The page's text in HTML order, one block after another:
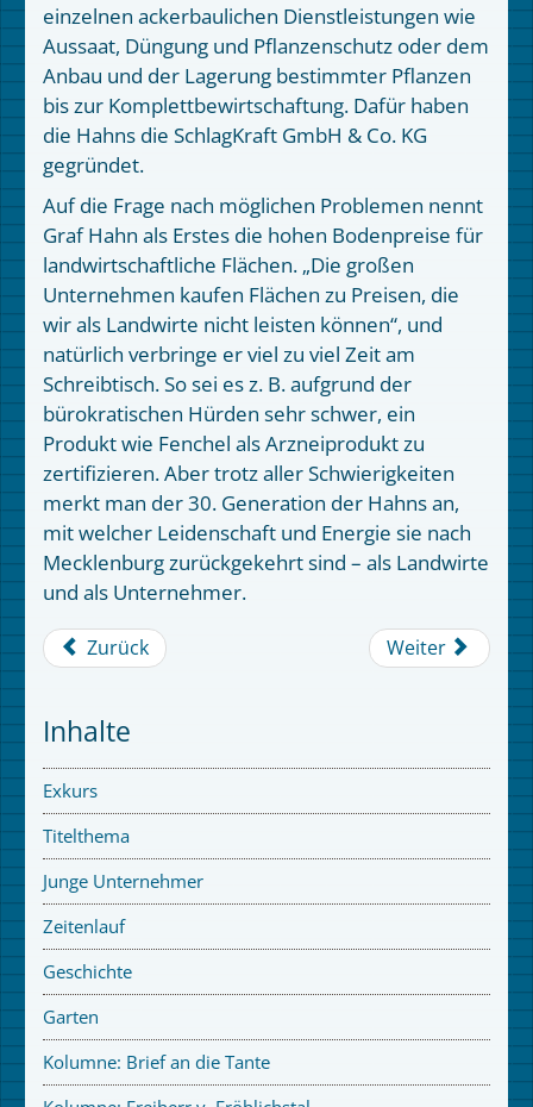
einzelnen ackerbaulichen Dienstleistungen wie
Aussaat, Düngung und Pflanzenschutz oder dem
Anbau und der Lagerung bestimmter Pflanzen
bis zur Komplettbewirtschaftung. Dafür haben
die Hahns die SchlagKraft GmbH & Co. KG
gegründet.
Auf die Frage nach möglichen Problemen nennt
Graf Hahn als Erstes die hohen Bodenpreise für
landwirtschaftliche Flächen. „Die großen
Unternehmen kaufen Flächen zu Preisen, die
wir als Landwirte nicht leisten können“, und
natürlich verbringe er viel zu viel Zeit am
Schreibtisch. So sei es z. B. aufgrund der
bürokratischen Hürden sehr schwer, ein
Produkt wie Fenchel als Arzneiprodukt zu
zertifizieren. Aber trotz aller Schwierigkeiten
merkt man der 30. Generation der Hahns an,
mit welcher Leidenschaft und Energie sie nach
Mecklenburg zurückgekehrt sind – als Landwirte
und als Unternehmer.
Zurück Weiter
Inhalte
Exkurs
Titelthema
Junge Unternehmer
Zeitenlauf
Geschichte
Garten
Kolumne: Brief an die Tante